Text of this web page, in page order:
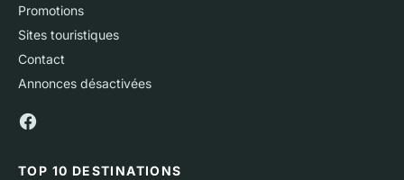
Promotions
Sites touristiques
Contact
Annonces désactivées
TOP 10 DESTINATIONS